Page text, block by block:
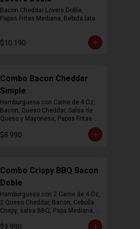
Bacon Cheddar Lovers Doble,
Papas Fritas Mediana, Bebida lata.
$10.190
Combo Bacon Cheddar
Simple
Hamburguesa con Carne de 4 Oz,
Bacon, Queso Cheddar, Salsa de
Queso y Mayonesa, Papas Fritas
$8.990
Combo Crispy BBQ Bacon
Doble
Hamburguesa con 2 Carne de 4 Oz,
2 Queso Cheddar, Bacon, Cebolla
Crispy, salsa BBQ, Papa Mediana,
$9.990